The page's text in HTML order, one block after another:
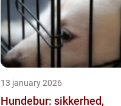
13 january 2026
Hundebur: sikkerhed,